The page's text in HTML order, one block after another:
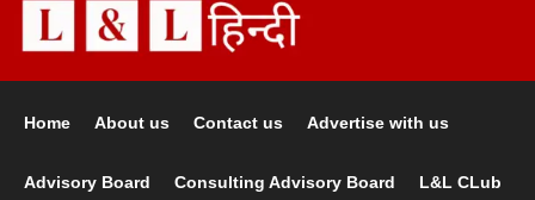
Home About us Contact us Advertise with us
Advisory Board Consulting Advisory Board L&L CLub